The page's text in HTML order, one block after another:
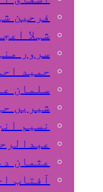
فرحین
شہلا
سرور
حمید
سلمان
شیریں
نسیم
عثمان
آفتاب